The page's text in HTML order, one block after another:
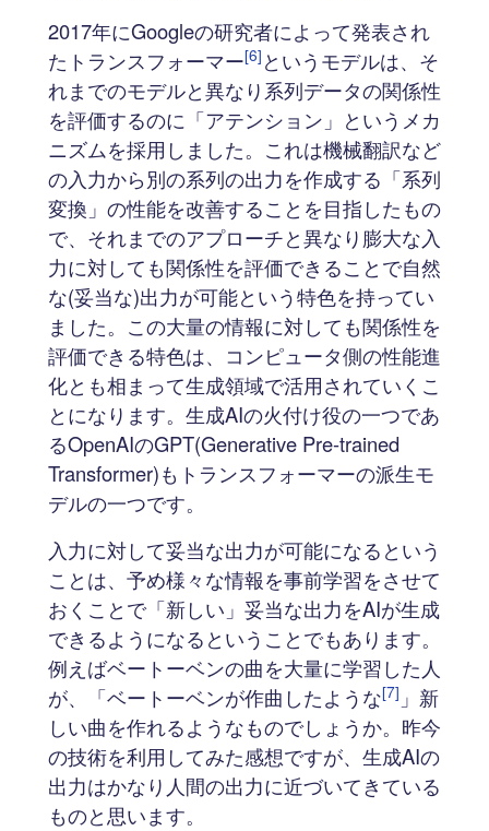
2017年にGoogleの研究者によって発表され
たトランスフォーマー[6] というモデルは、そ
れまでのモデルと異なり系列データの関係性
を評価するのに「アテンション」というメカ
ニズムを採用しました。これは機械翻訳など
の入力から別の系列の出力を作成する「系列
変換」の性能を改善することを目指したもの
で、それまでのアプローチと異なり膨大な入
力に対しても関係性を評価できることで自然
な(妥当な)出力が可能という特色を持ってい
ました。この大量の情報に対しても関係性を
評価できる特色は、コンピュータ側の性能進
化とも相まって生成領域で活用されていくこ
とになります。生成AIの火付け役の一つであ
るOpenAIのGPT(Generative Pre-trained
Transformer)もトランスフォーマーの派生モ
デルの一つです。
入力に対して妥当な出力が可能になるという
ことは、予め様々な情報を事前学習をさせて
おくことで「新しい」妥当な出力をAIが生成
できるようになるということでもあります。
例えばベートーベンの曲を大量に学習した人
が、「ベートーベンが作曲したような[7] 」新
しい曲を作れるようなものでしょうか。昨今
の技術を利用してみた感想ですが、生成AIの
出力はかなり人間の出力に近づいてきている
ものと思います。